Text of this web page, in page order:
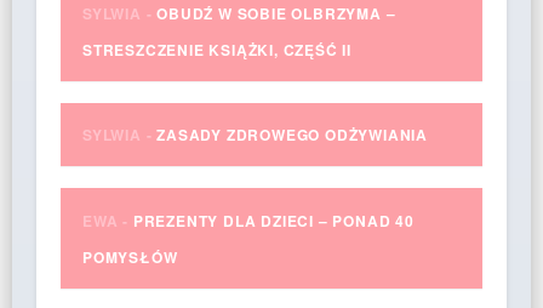
SYLWIA -OBUDŹ W SOBIE OLBRZYMA –
STRESZCZENIE KSIĄŻKI, CZĘŚĆ II
SYLWIA -ZASADY ZDROWEGO ODŻYWIANIA
EWA - PREZENTY DLA DZIECI – PONAD 40
POMYSŁÓW